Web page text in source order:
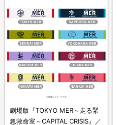
劇場版『TOKYO MER～走る緊
急救命室～CAPITAL CRISIS』／